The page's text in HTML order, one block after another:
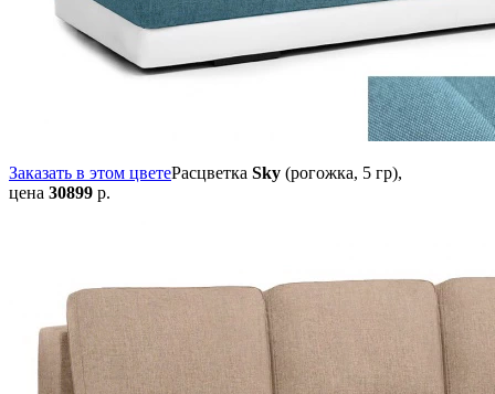
Заказать в этом цветеРасцветка Sky (рогожка, 5 гр),
цена 30899 р.